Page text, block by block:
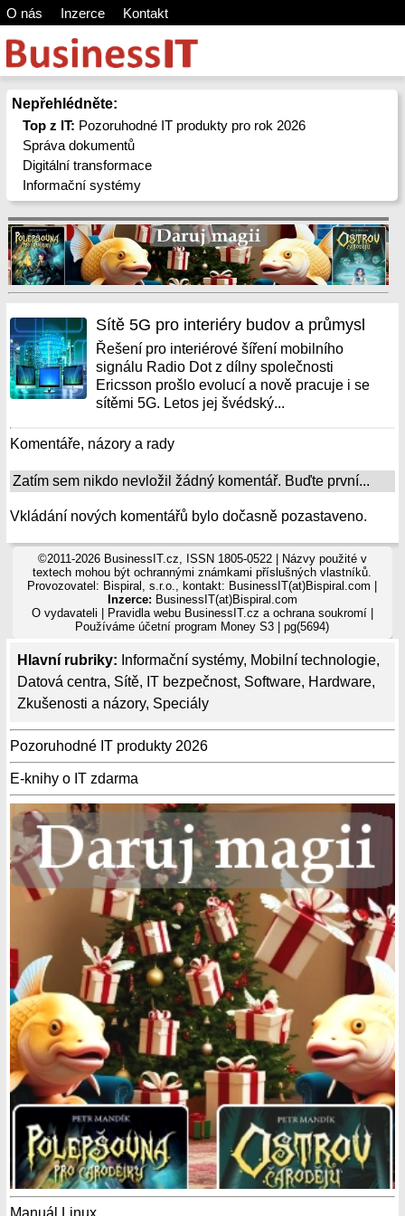
O nás Inzerce Kontakt
Nepřehlédněte:
Top z IT: Pozoruhodné IT produkty pro rok 2026
Správa dokumentů
Digitální transformace
Informační systémy
Hlavní rubriky: Informační systémy, Mobilní technologie,
Datová centra, Sítě, IT bezpečnost, Software, Hardware,
Zkušenosti a názory, Speciály
Pozoruhodné IT produkty 2026
E-knihy o IT zdarma
Manuál Linux
Sítě 5G pro interiéry budov a průmysl
Řešení pro interiérové šíření mobilního
signálu Radio Dot z dílny společnosti
Ericsson prošlo evolucí a nově pracuje i se
sítěmi 5G. Letos jej švédský...
Komentáře, názory a rady
Zatím sem nikdo nevložil žádný komentář. Buďte první...
Vkládání nových komentářů bylo dočasně pozastaveno.
©2011-2026 BusinessIT.cz, ISSN 1805-0522 | Názvy použité v
textech mohou být ochrannými známkami příslušných vlastníků.
Provozovatel: Bispiral, s.r.o., kontakt: BusinessIT(at)Bispiral.com |
Inzerce: BusinessIT(at)Bispiral.com
O vydavateli
Pravidla webu BusinessIT.cz a ochrana soukromí|
Používámeúčetní program Money S3 | pg(5694)